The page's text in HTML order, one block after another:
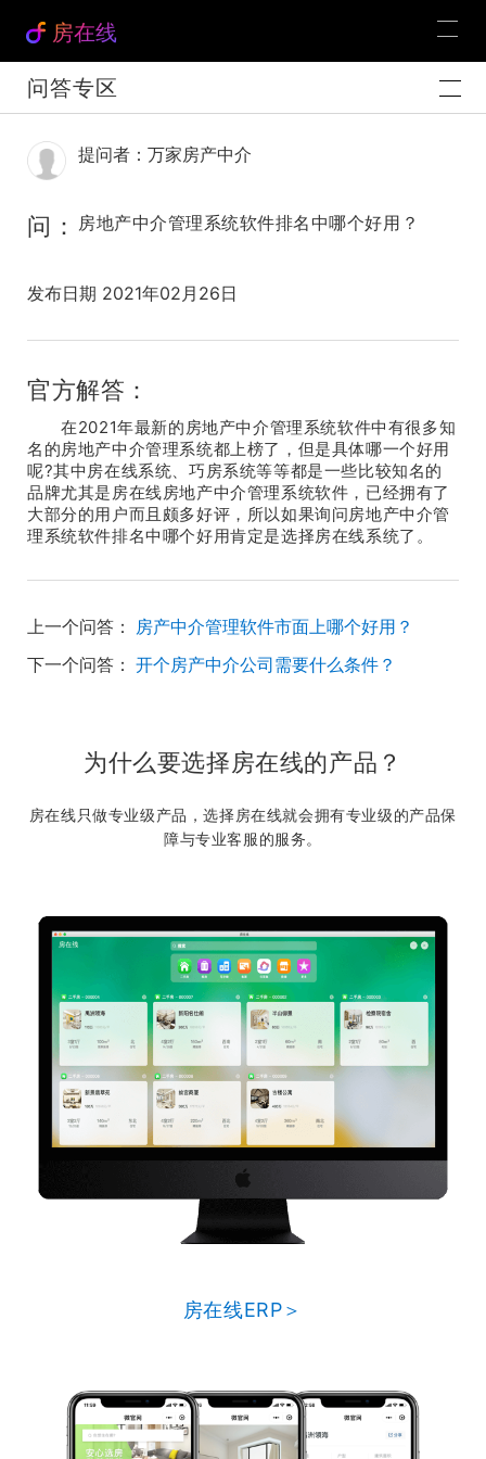
房在线
问答专区
提问者：万家房产中介
问： 房地产中介管理系统软件排名中哪个好用？
发布日期 2021年02月26日
官方解答：
在2021年最新的房地产中介管理系统软件中有很多知
名的房地产中介管理系统都上榜了，但是具体哪一个好用
呢?其中房在线系统、巧房系统等等都是一些比较知名的
品牌尤其是房在线房地产中介管理系统软件，已经拥有了
大部分的用户而且颇多好评，所以如果询问房地产中介管
理系统软件排名中哪个好用肯定是选择房在线系统了。
上一个问答： 房产中介管理软件市面上哪个好用？
下一个问答： 开个房产中介公司需要什么条件？
为什么要选择房在线的产品？
房在线只做专业级产品，选择房在线就会拥有专业级的产品保
障与专业客服的服务。
房在线ERP＞